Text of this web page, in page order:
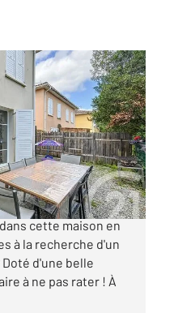
non loin du
cette maison en
à la recherche d'un
d'une belle
à ne pas rater ! À